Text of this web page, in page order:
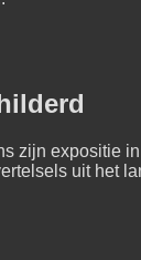
zijn expositie
uit het